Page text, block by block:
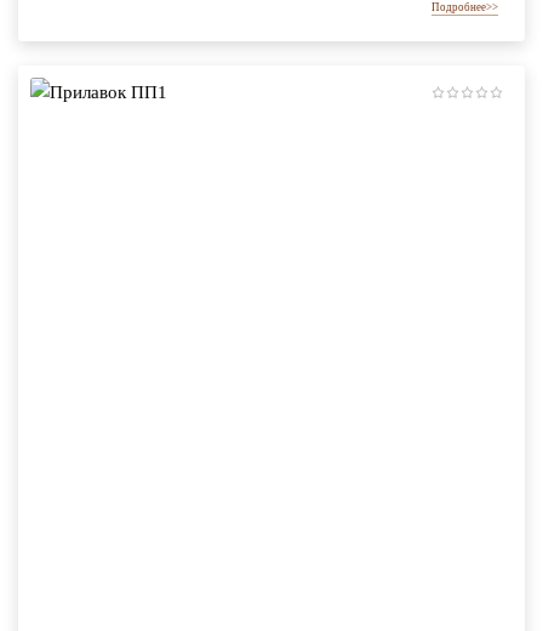
Подробнее>>